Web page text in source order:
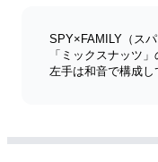
SPY×FAMILY（ス
「ミックスナッツ
左手は和音で構成し